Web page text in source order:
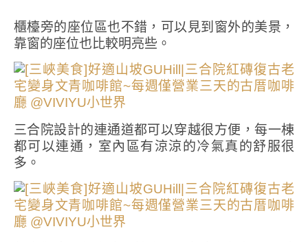
櫃檯旁的座位區也不錯，可以見到窗外的美景，
靠窗的座位也比較明亮些。
三合院設計的連通道都可以穿越很方便，每一棟
都可以連通，室內區有涼涼的冷氣真的舒服很
多。